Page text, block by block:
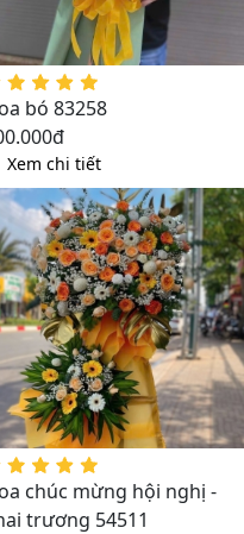
bó 83258
Xem chi tiết
chúc mừng hội nghị -
trương 54511